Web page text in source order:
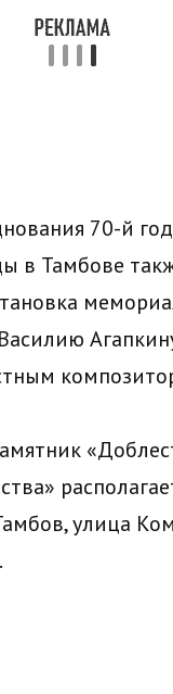
70-й
в Тамбове
улица